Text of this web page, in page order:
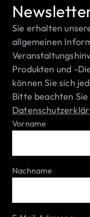
Sie erhalten
allgemeinen
Produkten und -
können Sie sich
Bitte beachten Sie
Vorname
Nachname